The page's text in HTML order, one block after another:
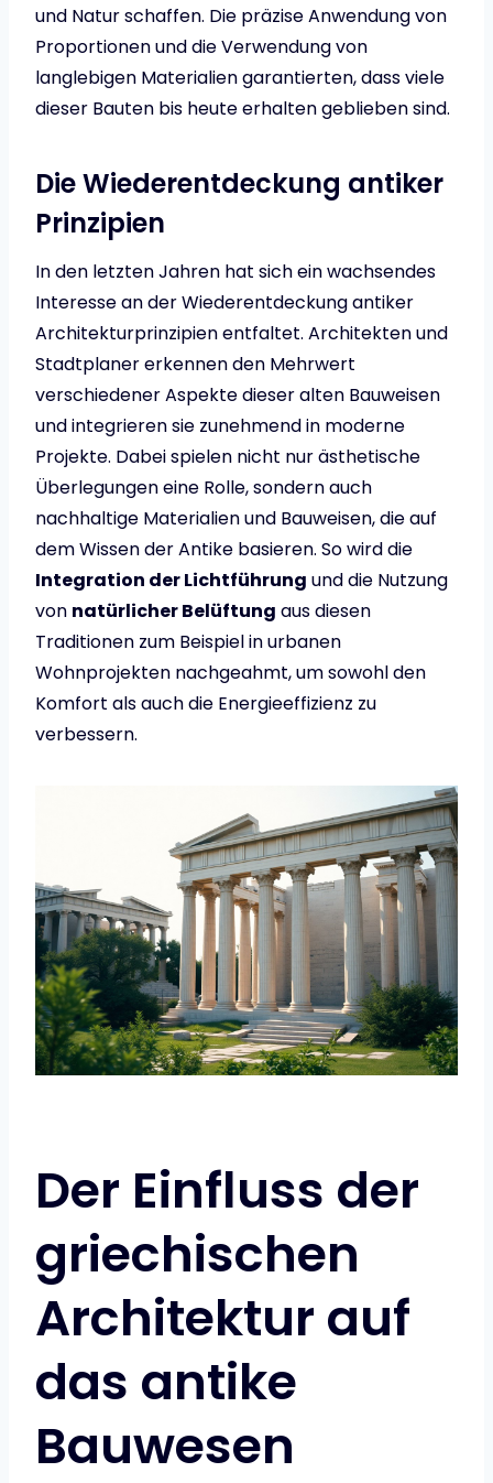
und Natur schaffen. Die präzise Anwendung von
Proportionen und die Verwendung von
langlebigen Materialien garantierten, dass viele
dieser Bauten bis heute erhalten geblieben sind.
Die Wiederentdeckung antiker
Prinzipien
In den letzten Jahren hat sich ein wachsendes
Interesse an der Wiederentdeckung antiker
Architekturprinzipien entfaltet. Architekten und
Stadtplaner erkennen den Mehrwert
verschiedener Aspekte dieser alten Bauweisen
und integrieren sie zunehmend in moderne
Projekte. Dabei spielen nicht nur ästhetische
Überlegungen eine Rolle, sondern auch
nachhaltige Materialien und Bauweisen, die auf
dem Wissen der Antike basieren. So wird die
Integration der Lichtführung und die Nutzung
von natürlicher Belüftung aus diesen
Traditionen zum Beispiel in urbanen
Wohnprojekten nachgeahmt, um sowohl den
Komfort als auch die Energieeffizienz zu
verbessern.
Der Einfluss der
griechischen
Architektur auf
das antike
Bauwesen